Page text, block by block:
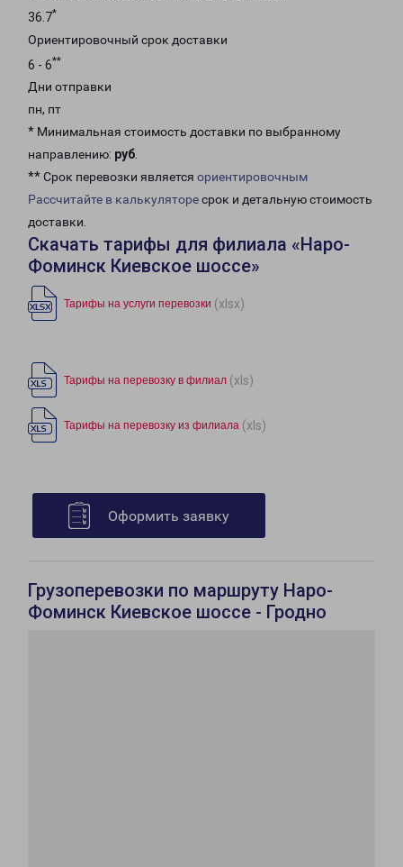
36.7*
Ориентировочный срок доставки
6 - 6**
Дни отправки
пн, пт
* Минимальная стоимость доставки по выбранному
направлению: руб.
** Срок перевозки является ориентировочным
Рассчитайте в калькуляторесрок и детальную стоимость
доставки.
Скачать тарифы для филиала «Наро-
Фоминск Киевское шоссе»
Тарифы на услуги перевозки (xlsx)
Тарифы на перевозку в филиал (xls)
Тарифы на перевозку из филиала (xls)
Оформить заявку
Грузоперевозки по маршруту Наро-
Фоминск Киевское шоссе - Гродно